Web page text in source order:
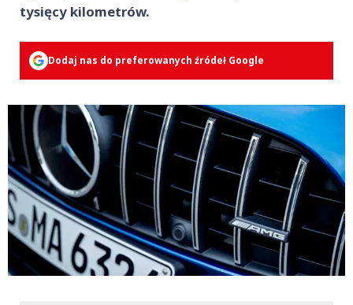
tysięcy kilometrów.
Dodaj nas do preferowanych źródeł Google